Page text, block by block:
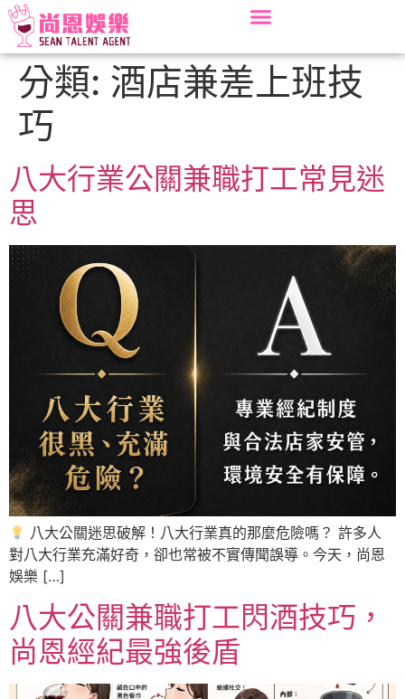
分類: 酒店兼差上班技
巧
八大行業公關兼職打工常見迷
思
八大公關迷思破解！八大行業真的那麼危險嗎？ 許多人
對八大行業充滿好奇，卻也常被不實傳聞誤導。今天，尚恩
娛樂 […]
八大公關兼職打工閃酒技巧，
尚恩經紀最強後盾